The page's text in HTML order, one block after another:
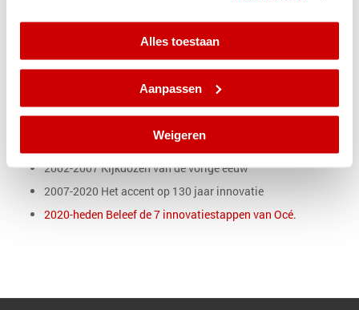
Alles toestaan
Aanpassen
Weigeren
1989-1992 Van James Watt tot Scanprinting
1992-1994 De Lichtdrukkerij
1994-1999 Design door de decennia
1999-2002 Océ colours Past, Presence and Future
2002-2007 Kijkdozen van de vorige eeuw
2007-2020 Het accent op 130 jaar innovatie
2020-heden Beleef de 7 innovatiestappen van Océ.